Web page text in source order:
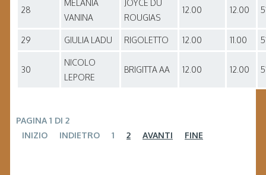
28
MELANIA
VANINA
JOYCE DU
ROUGIAS
12.00 12.00
29 GIULIA LADU RIGOLETTO 12.00 11.00
30
NICOLO
LEPORE
BRIGITTA AA 12.00 12.00
PAGINA 1 DI 2
INIZIO
INDIETRO 1 2 AVANTI FINE